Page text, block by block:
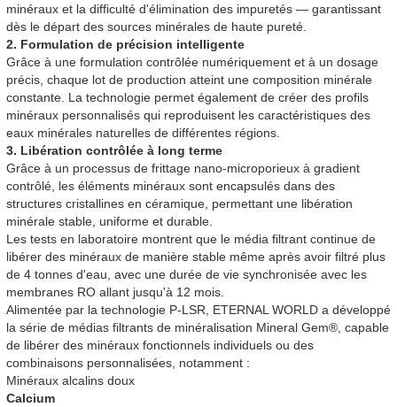
minéraux et la difficulté d'élimination des impuretés — garantissant
dès le départ des sources minérales de haute pureté.
2. Formulation de précision intelligente
Grâce à une formulation contrôlée numériquement et à un dosage
précis, chaque lot de production atteint une composition minérale
constante. La technologie permet également de créer des profils
minéraux personnalisés qui reproduisent les caractéristiques des
eaux minérales naturelles de différentes régions.
3. Libération contrôlée à long terme
Grâce à un processus de frittage nano-microporieux à gradient
contrôlé, les éléments minéraux sont encapsulés dans des
structures cristallines en céramique, permettant une libération
minérale stable, uniforme et durable.
Les tests en laboratoire montrent que le média filtrant continue de
libérer des minéraux de manière stable même après avoir filtré plus
de 4 tonnes d'eau, avec une durée de vie synchronisée avec les
membranes RO allant jusqu'à 12 mois.
Alimentée par la technologie P-LSR, ETERNAL WORLD a développé
la série de médias filtrants de minéralisation Mineral Gem®, capable
de libérer des minéraux fonctionnels individuels ou des
combinaisons personnalisées, notamment :
Minéraux alcalins doux
Calcium